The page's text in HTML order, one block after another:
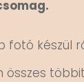
fotó készül
összes